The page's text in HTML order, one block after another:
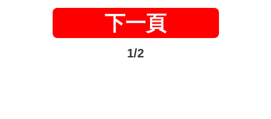
下一頁
1/2